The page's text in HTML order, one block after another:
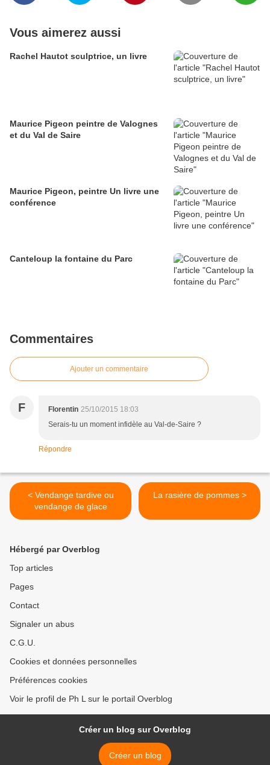
Vous aimerez aussi
Rachel Hautot sculptrice, un livre
Maurice Pigeon peintre de Valognes
et du Val de Saire
Maurice Pigeon, peintre Un livre une
conférence
Canteloup la fontaine du Parc
Commentaires
Ajouter un commentaire
F Florentin 25/10/2015 18:03
Serais-tu un moment infidèle au Val-de-Saire ?
Répondre
< Vendange tardive ou
vendange de glace
La rasière de pommes >
Hébergé par Overblog
Top articles
Pages
Contact
Signaler un abus
C.G.U.
Cookies et données personnelles
Préférences cookies
Voir le profil de Ph L sur le portail Overblog
Créer un blog sur Overblog
Créer un blog